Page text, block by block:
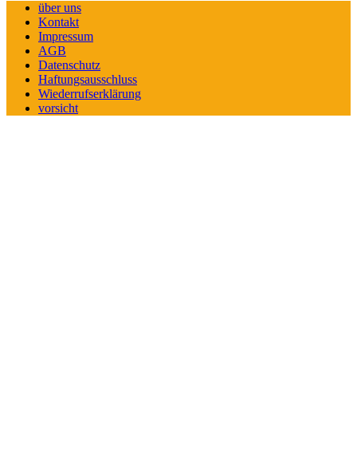
über uns
Kontakt
Impressum
AGB
Datenschutz
Haftungsausschluss
Wiederrufserklärung
vorsicht